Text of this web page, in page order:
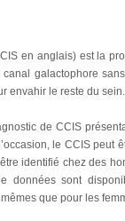
en anglais) est la
canal galactophore
envahir le reste du sein.
de CCIS
le CCIS peut
identifié chez des
données sont
que pour les